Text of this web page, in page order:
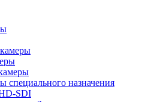
специального назначения
SDI